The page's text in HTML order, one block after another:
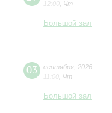
12:00 Чт
Большой зал
03 сентября 2026
11:00 Чт
Большой зал